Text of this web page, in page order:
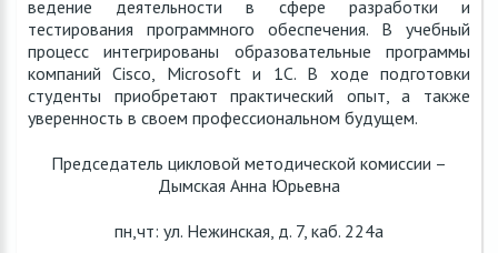
ведение деятельности в сфере разработки и
тестирования программного обеспечения. В учебный
процесс интегрированы образовательные программы
компаний Cisco, Microsoft и 1С. В ходе подготовки
студенты приобретают практический опыт, а также
уверенность в своем профессиональном будущем.
Председатель цикловой методической комиссии –
Дымская Анна Юрьевна
пн,чт: ул. Нежинская, д. 7, каб. 224а